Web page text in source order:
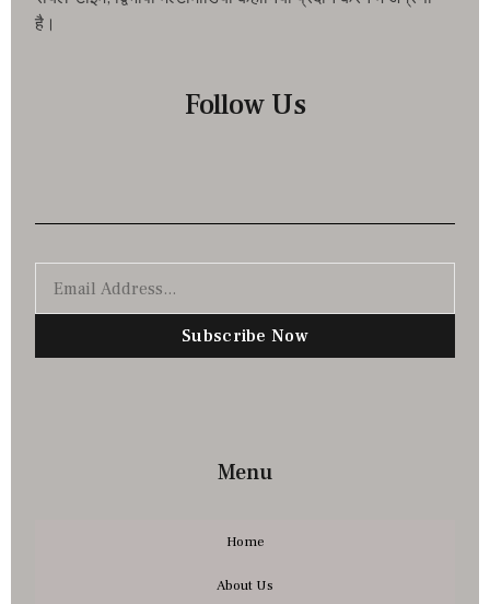
है।
Follow Us
Subscribe Now
Menu
Home
About Us